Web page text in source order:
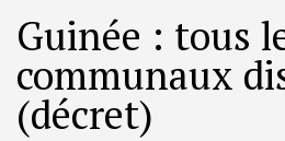
Guinée : tous
communaux
(décret)